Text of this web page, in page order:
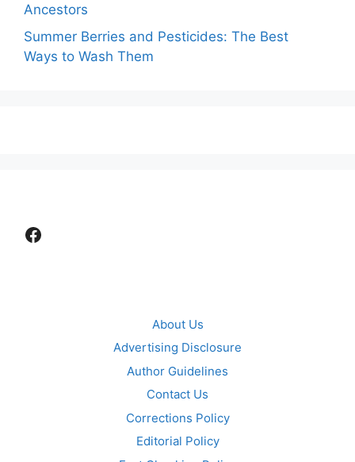
Ancestors
Summer Berries and Pesticides: The Best
Ways to Wash Them
Facebook
About Us
Advertising Disclosure
Author Guidelines
Contact Us
Corrections Policy
Editorial Policy